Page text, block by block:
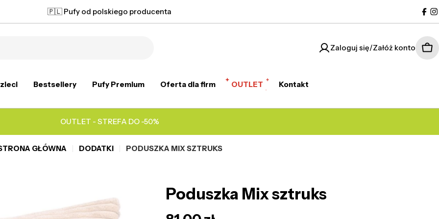
🇵🇱 Pufy od polskiego producenta
Zaloguj się/Załóż konto
Bestsellery Pufy Premium Oferta dla firm OUTLET
Kontakt
OUTLET - STREFA DO -50%
GŁÓWNA DODATKI PODUSZKA MIX SZTRUKS
Poduszka Mix sztruks